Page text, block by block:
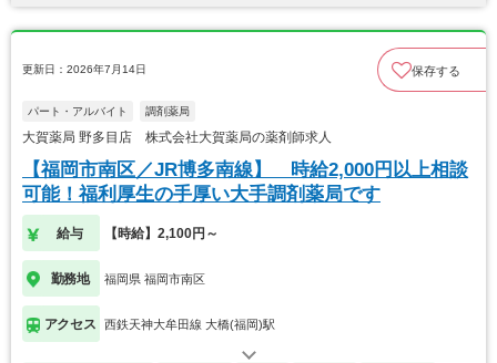
更新日：2026年7月14日 保存する
パート・アルバイト 調剤薬局
大賀薬局 野多目店 株式会社大賀薬局の薬剤師求人
【福岡市南区／JR博多南線】 時給2,000円以上相談
可能！福利厚生の手厚い大手調剤薬局です
給与 【時給】2,100円～
勤務地 福岡県 福岡市南区
アクセス 西鉄天神大牟田線 大橋(福岡)駅